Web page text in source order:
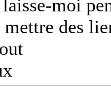
moi
des